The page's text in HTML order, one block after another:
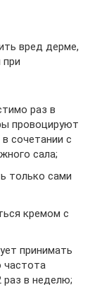
вред дерме,
при
раз в
провоцируют
сочетании с
сала;
только сами
кремом с
принимать
частота
в неделю;